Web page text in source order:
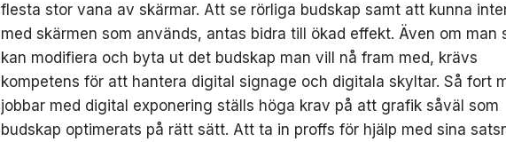
flesta stor vana av skärmar. Att se rörliga budskap samt att kunna
med skärmen som används, antas bidra till ökad effekt. Även om man
kan modifiera och byta ut det budskap man vill nå fram med, krävs
kompetens för att hantera digital signage och digitala skyltar. Så fort
jobbar med digital exponering ställs höga krav på att grafik såväl som
budskap optimerats på rätt sätt. Att ta in proffs för hjälp med sina